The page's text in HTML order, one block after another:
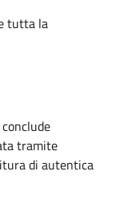
tutta la
tramite
di autentica